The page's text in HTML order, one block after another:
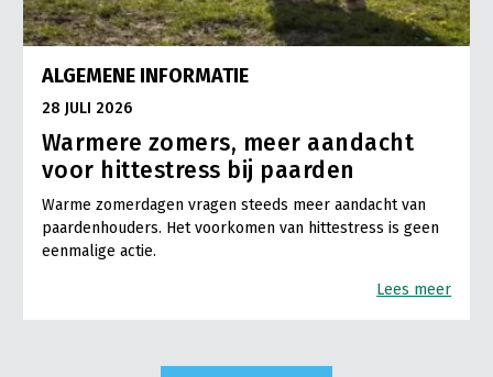
ALGEMENE INFORMATIE
28 JULI 2026
Warmere zomers, meer aandacht
voor hittestress bij paarden
Warme zomerdagen vragen steeds meer aandacht van
paardenhouders. Het voorkomen van hittestress is geen
eenmalige actie.
Lees meer